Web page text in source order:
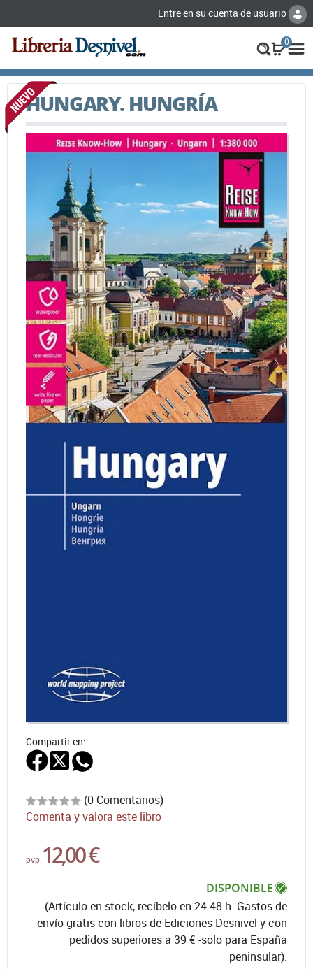
Entre en su cuenta de usuario
0
HUNGARY. HUNGRÍA
Compartir en:
(0 Comentarios)
Comenta y valora este libro
pvp.12,00 €
DISPONIBLE
(Artículo en stock, recíbelo en 24-48 h. Gastos de
envío gratis con libros de Ediciones Desnivel y con
pedidos superiores a 39 € -solo para España
peninsular).